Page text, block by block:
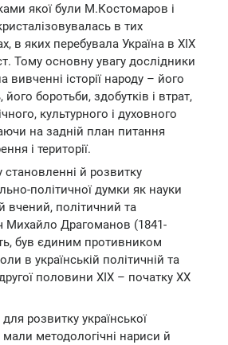
якої були М.Костомаров і
в тих
в яких перебувала Україна в ХІХ
Тому основну увагу дослідники
вивченні історії народу – його
його боротьби, здобутків і втрат,
культурного і духовного
на задній план питання
і території.
й розвитку
політичної думки як науки
вчений, політичний та
Михайло Драгоманов (1841-
був єдиним противником
в українській політичній та
половини ХІХ – початку ХХ
розвитку української
мали методологічні нариси й